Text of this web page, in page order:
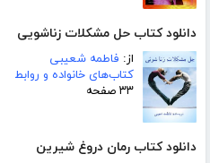
دانلود کتاب حل مشکلات زناشویی
از: فاطمه شعیبی
کتاب‌های خانواده و روابط
۳۳ صفحه
دانلود کتاب رمان دروغ شیرین